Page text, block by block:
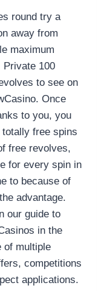
round try a
away from
maximum
Private 100
to see on
Once
to you, you
free spins
free revolves,
for every spin in
to because of
advantage.
our guide to
in the
of multiple
competitions
applications.